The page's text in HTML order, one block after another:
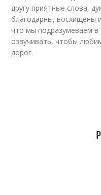
другу приятные слова,
благодарны, восхищены
что мы подразумеваем в
озвучивать, чтобы
дорог.